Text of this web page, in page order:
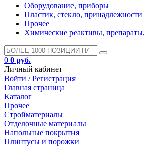
Оборудование, приборы
Пластик, стекло, принадлежности
Прочее
Химические реактивы,
0 0 руб.
Личный кабинет
Войти / Регистрация
Главная страница
Каталог
Прочее
Стройматериалы
Отделочные материалы
Напольные покрытия
Плинтусы и порожки